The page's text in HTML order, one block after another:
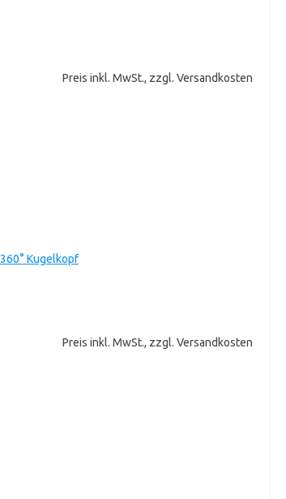
Preis inkl. MwSt., zzgl. Versandkosten
Kugelkopf
Preis inkl. MwSt., zzgl. Versandkosten